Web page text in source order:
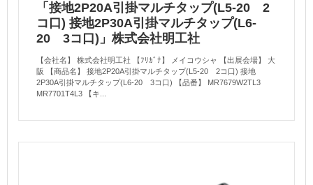
「接地2P20A引掛マルチタップ(L5-20 2
コ口) 接地2P30A引掛マルチタップ(L6-
20 3コ口)」株式会社明工社
【会社名】 株式会社明工社 【ﾌﾘｶﾞﾅ】 メイコウシャ 【出展会場】 大
阪 【商品名】 接地2P20A引掛マルチタップ(L5-20 2コ口) 接地
2P30A引掛マルチタップ(L6-20 3コ口) 【品番】 MR7679W2TL3
MR7701T4L3 【キ...